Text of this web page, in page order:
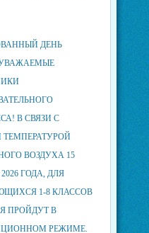
ДЕНЬ
УВАЖАЕМЫЕ
В СВЯЗИ С
ТЕМПЕРАТУРОЙ
ВОЗДУХА 15
ГОДА, ДЛЯ
1-8 КЛАССОВ
ПРОЙДУТ В
РЕЖИМЕ.